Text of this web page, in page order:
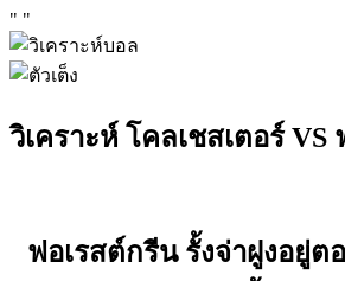
" "
วิเคราะห์ โคลเชสเตอร์ VS
ฟอเรสต์กรีน รั้งจ่าฝูงอยู่ต